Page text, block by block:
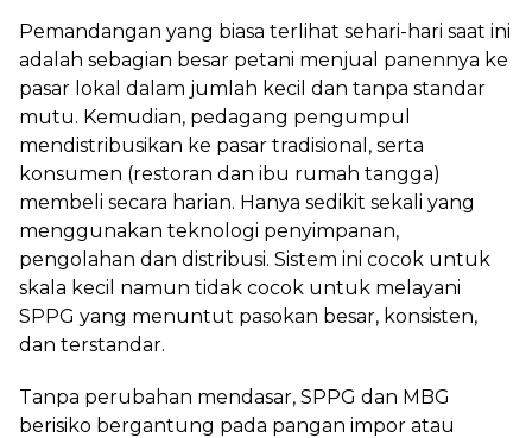
Pemandangan yang biasa terlihat sehari-hari saat ini
adalah sebagian besar petani menjual panennya ke
pasar lokal dalam jumlah kecil dan tanpa standar
mutu. Kemudian, pedagang pengumpul
mendistribusikan ke pasar tradisional, serta
konsumen (restoran dan ibu rumah tangga)
membeli secara harian. Hanya sedikit sekali yang
menggunakan teknologi penyimpanan,
pengolahan dan distribusi. Sistem ini cocok untuk
skala kecil namun tidak cocok untuk melayani
SPPG yang menuntut pasokan besar, konsisten,
dan terstandar.
Tanpa perubahan mendasar, SPPG dan MBG
berisiko bergantung pada pangan impor atau